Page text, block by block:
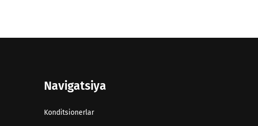
Navigatsiya
Konditsionerlar